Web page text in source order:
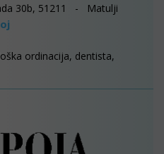
30b, 51211 - Matulji
ordinacija, dentista,